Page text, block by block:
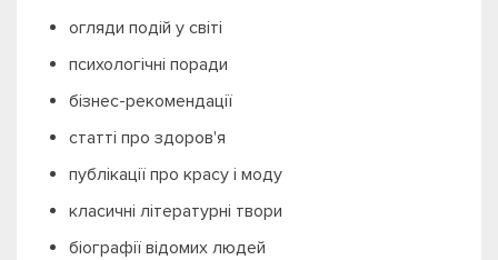
огляди подій у світі
психологічні поради
бізнес-рекомендації
статті про здоров'я
публікації про красу і моду
класичні літературні твори
біографії відомих людей